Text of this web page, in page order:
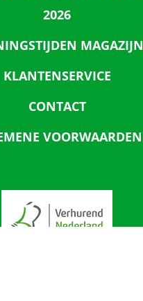
2026
MAGAZIJN
KLANTENSERVICE
CONTACT
VOORWAARDEN